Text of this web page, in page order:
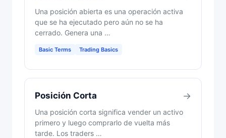
Una posición abierta es una operación activa
que se ha ejecutado pero aún no se ha
cerrado. Genera una …
Basic Terms Trading Basics
Posición Corta
Una posición corta significa vender un activo
primero y luego comprarlo de vuelta más
tarde. Los traders …
→